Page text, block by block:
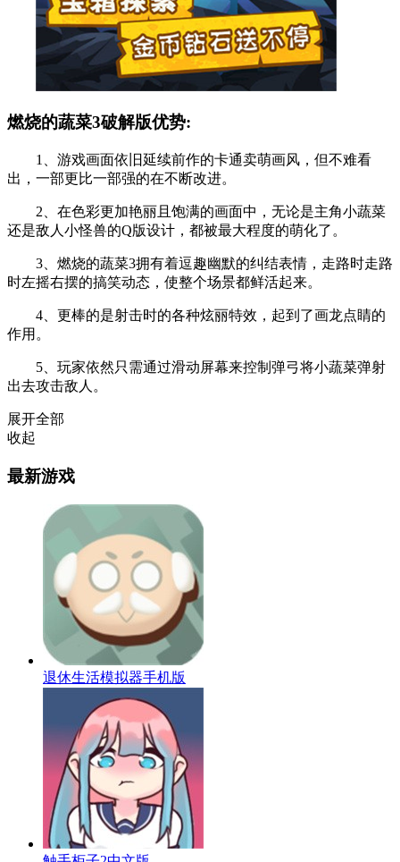
燃烧的蔬菜3破解版优势:
1、游戏画面依旧延续前作的卡通卖萌画风，但不难看
出，一部更比一部强的在不断改进。
2、在色彩更加艳丽且饱满的画面中，无论是主角小蔬菜
还是敌人小怪兽的Q版设计，都被最大程度的萌化了。
3、燃烧的蔬菜3拥有着逗趣幽默的纠结表情，走路时走路
时左摇右摆的搞笑动态，使整个场景都鲜活起来。
4、更棒的是射击时的各种炫丽特效，起到了画龙点睛的
作用。
5、玩家依然只需通过滑动屏幕来控制弹弓将小蔬菜弹射
出去攻击敌人。
展开全部
收起
最新游戏
退休生活模拟器手机版